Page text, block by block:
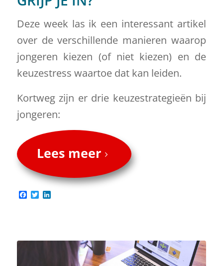
Deze week las ik een interessant artikel
over de verschillende manieren waarop
jongeren kiezen (of niet kiezen) en de
keuzestress waartoe dat kan leiden.
Kortweg zijn er drie keuzestrategieën bij
jongeren:
Lees meer
Facebook
TwitterLinkedIn